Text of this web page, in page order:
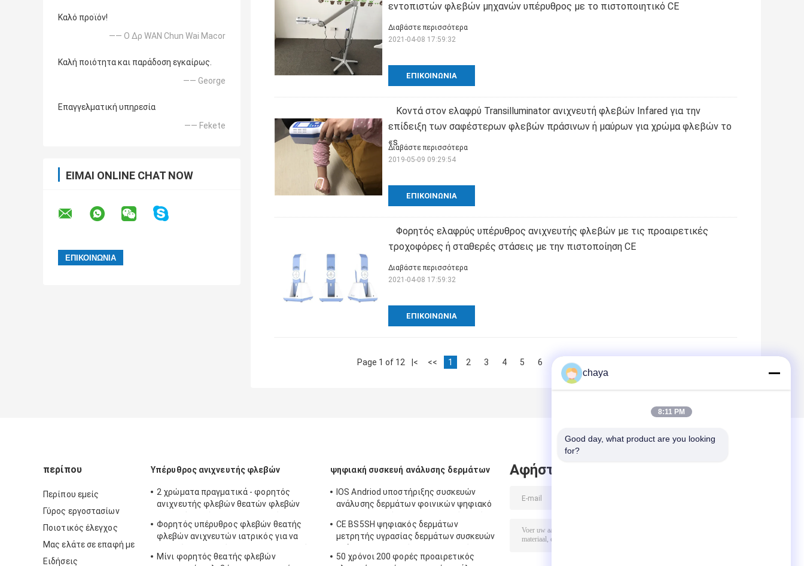
Καλό προϊόν!
—— Ο Δρ WAN Chun Wai Macor
Καλή ποιότητα και παράδοση εγκαίρως.
—— George
Επαγγελματική υπηρεσία
—— Fekete
ΕΊΜΑΙ ONLINE CHAT NOW
εντοπιστών φλεβών μηχανών υπέρυθρος με το πιστοποιητικό CE
ΕΠΙΚΟΙΝΩΝΊΑ
Διαβάστε περισσότερα
2021-04-08 17:59:32
Κοντά στον ελαφρύ Transilluminator ανιχνευτή φλεβών Infared για την
επίδειξη των σαφέστερων φλεβών πράσινων ή μαύρων για χρώμα φλεβών το
«s
ΕΠΙΚΟΙΝΩΝΊΑ
Διαβάστε περισσότερα
2019-05-09 09:29:54
Φορητός ελαφρύς υπέρυθρος ανιχνευτής φλεβών με τις προαιρετικές
τροχοφόρες ή σταθερές στάσεις με την πιστοποίηση CE
ΕΠΙΚΟΙΝΩΝΊΑ
Διαβάστε περισσότερα
2021-04-08 17:59:32
Page 1 of 12 |< << 1 2 3 4 5 6 8
περίπου
Περίπου εμείς
Γύρος εργοστασίων
Ποιοτικός έλεγχος
Μας ελάτε σε επαφή με
Ειδήσεις
Υπέρυθρος ανιχνευτής φλεβών
2 χρώματα πραγματικά - φορητός
ανιχνευτής φλεβών θεατών φλεβών
διευθετήσιμο
Φορητός υπέρυθρος φλεβών θεατής
φλεβών ανιχνευτών ιατρικός για να
Μίνι φορητός θεατής φλεβών
ψηφιακή συσκευή ανάλυσης δερμάτων
IOS Andriod υποστήριξης συσκευών
ανάλυσης δερμάτων φοινικών ψηφιακό
καθορισμού 1080P
CE BS5SH ψηφιακός δερμάτων
μετρητής υγρασίας δερμάτων συσκευών
50 χρόνοι 200 φορές προαιρετικός
Αφήστε μήνυμα
chaya
8:11 PM
Good day, what product are you looking
for?